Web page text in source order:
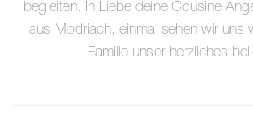
begleiten. In Liebe deine Cousine
aus Modriach, einmal sehen wir uns
Familie unser herzliches